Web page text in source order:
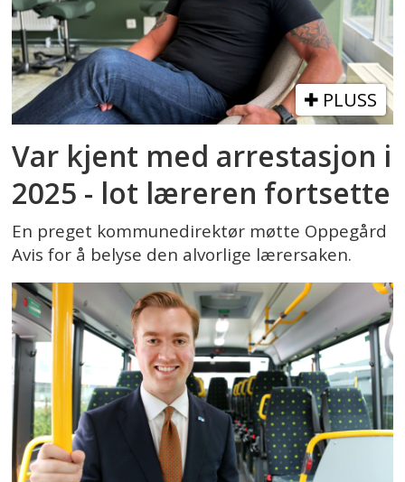
PLUSS
Var kjent med arrestasjon i
2025 - lot læreren fortsette
En preget kommunedirektør møtte Oppegård
Avis for å belyse den alvorlige lærersaken.